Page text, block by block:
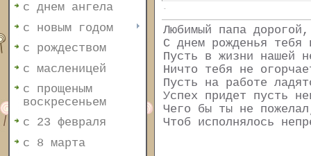
с днем ангела
с новым годом
с рождеством
с масленицей
с прощеным
воскресеньем
с 23 февраля
с 8 марта
Любимый папа дорогой,
С днем рожденья тебя
Пусть в жизни нашей
Ничто тебя не
Пусть на работе
Успех придет пусть
Чего бы ты не
Чтоб исполнялось